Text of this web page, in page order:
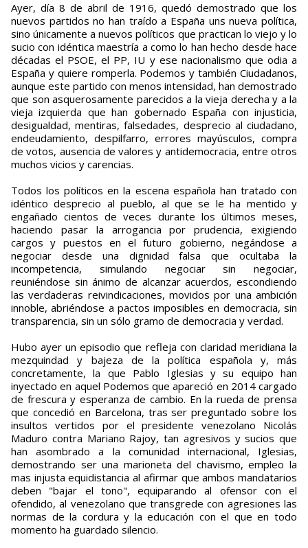
Ayer, día 8 de abril de 1916, quedó demostrado que los
nuevos partidos no han traído a España uns nueva política,
sino únicamente a nuevos políticos que practican lo viejo y lo
sucio con idéntica maestría a como lo han hecho desde hace
décadas el PSOE, el PP, IU y ese nacionalismo que odia a
España y quiere romperla. Podemos y también Ciudadanos,
aunque este partido con menos intensidad, han demostrado
que son asquerosamente parecidos a la vieja derecha y a la
vieja izquierda que han gobernado España con injusticia,
desigualdad, mentiras, falsedades, desprecio al ciudadano,
endeudamiento, despilfarro, errores mayúsculos, compra
de votos, ausencia de valores y antidemocracia, entre otros
muchos vicios y carencias.
Todos los políticos en la escena española han tratado con
idéntico desprecio al pueblo, al que se le ha mentido y
engañado cientos de veces durante los últimos meses,
haciendo pasar la arrogancia por prudencia, exigiendo
cargos y puestos en el futuro gobierno, negándose a
negociar desde una dignidad falsa que ocultaba la
incompetencia, simulando negociar sin negociar,
reuniéndose sin ánimo de alcanzar acuerdos, escondiendo
las verdaderas reivindicaciones, movidos por una ambición
innoble, abriéndose a pactos imposibles en democracia, sin
transparencia, sin un sólo gramo de democracia y verdad.
Hubo ayer un episodio que refleja con claridad meridiana la
mezquindad y bajeza de la política española y, más
concretamente, la que Pablo Iglesias y su equipo han
inyectado en aquel Podemos que apareció en 2014 cargado
de frescura y esperanza de cambio. En la rueda de prensa
que concedió en Barcelona, tras ser preguntado sobre los
insultos vertidos por el presidente venezolano Nicolás
Maduro contra Mariano Rajoy, tan agresivos y sucios que
han asombrado a la comunidad internacional, Iglesias,
demostrando ser una marioneta del chavismo, empleo la
mas injusta equidistancia al afirmar que ambos mandatarios
deben "bajar el tono", equiparando al ofensor con el
ofendido, al venezolano que transgrede con agresiones las
normas de la cordura y la educación con el que en todo
momento ha guardado silencio.